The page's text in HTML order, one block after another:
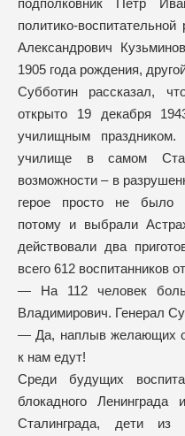
политико-
Александрович
1905 года рождения,
Субботин рассказал,
открыто 19 декабря
училищным праздником.
училище в самом
возможности – в
герое просто не было
потому и выбрали
действовали два
всего 612 воспитанников
— На 112 человек
Владимирович. Генерал
— Да, наплыв желающих
к нам едут!
Среди будущих
блокадного Ленинграда
Сталинграда, дети